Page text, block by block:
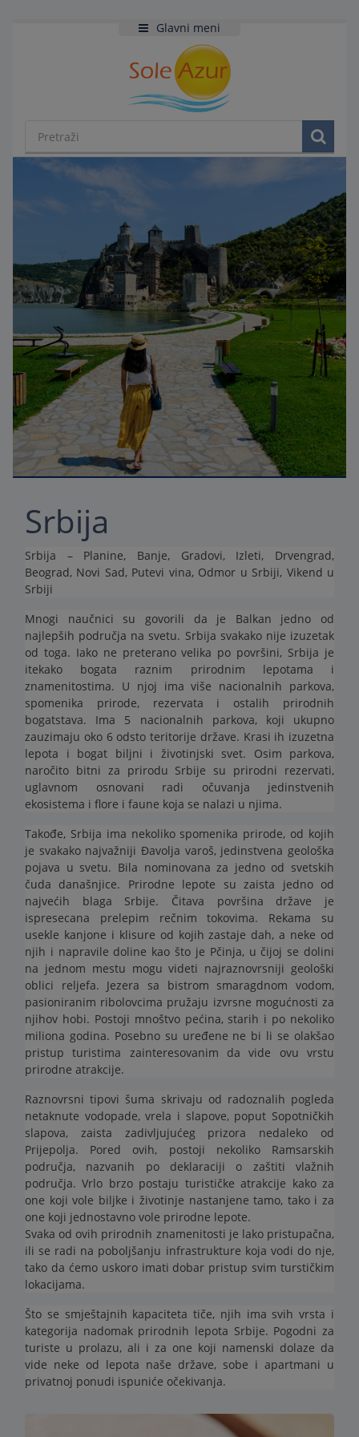
Glavni meni
Srbija
Srbija – Planine, Banje, Gradovi, Izleti, Drvengrad,
Beograd, Novi Sad, Putevi vina, Odmor u Srbiji, Vikend u
Srbiji
Mnogi naučnici su govorili da je Balkan jedno od
najlepših područja na svetu. Srbija svakako nije izuzetak
od toga. Iako ne preterano velika po površini, Srbija je
itekako bogata raznim prirodnim lepotama i
znamenitostima. U njoj ima više nacionalnih parkova,
spomenika prirode, rezervata i ostalih prirodnih
bogatstava. Ima 5 nacionalnih parkova, koji ukupno
zauzimaju oko 6 odsto teritorije države. Krasi ih izuzetna
lepota i bogat biljni i životinjski svet. Osim parkova,
naročito bitni za prirodu Srbije su prirodni rezervati,
uglavnom osnovani radi očuvanja jedinstvenih
ekosistema i flore i faune koja se nalazi u njima.
Takođe, Srbija ima nekoliko spomenika prirode, od kojih
je svakako najvažniji Đavolja varoš, jedinstvena geološka
pojava u svetu. Bila nominovana za jedno od svetskih
čuda današnjice. Prirodne lepote su zaista jedno od
najvećih blaga Srbije. Čitava površina države je
ispresecana prelepim rečnim tokovima. Rekama su
usekle kanjone i klisure od kojih zastaje dah, a neke od
njih i napravile doline kao što je Pčinja, u čijoj se dolini
na jednom mestu mogu videti najraznovrsniji geološki
oblici reljefa. Jezera sa bistrom smaragdnom vodom,
pasioniranim ribolovcima pružaju izvrsne mogućnosti za
njihov hobi. Postoji mnoštvo pećina, starih i po nekoliko
miliona godina. Posebno su uređene ne bi li se olakšao
pristup turistima zainteresovanim da vide ovu vrstu
prirodne atrakcije.
Raznovrsni tipovi šuma skrivaju od radoznalih pogleda
netaknute vodopade, vrela i slapove, poput Sopotničkih
slapova, zaista zadivljujućeg prizora nedaleko od
Prijepolja. Pored ovih, postoji nekoliko Ramsarskih
područja, nazvanih po deklaraciji o zaštiti vlažnih
područja. Vrlo brzo postaju turističke atrakcije kako za
one koji vole biljke i životinje nastanjene tamo, tako i za
one koji jednostavno vole prirodne lepote.
Svaka od ovih prirodnih znamenitosti je lako pristupačna,
ili se radi na poboljšanju infrastrukture koja vodi do nje,
tako da ćemo uskoro imati dobar pristup svim turstičkim
lokacijama.
Što se smještajnih kapaciteta tiče, njih ima svih vrsta i
kategorija nadomak prirodnih lepota Srbije. Pogodni za
turiste u prolazu, ali i za one koji namenski dolaze da
vide neke od lepota naše države, sobe i apartmani u
privatnoj ponudi ispuniće očekivanja.